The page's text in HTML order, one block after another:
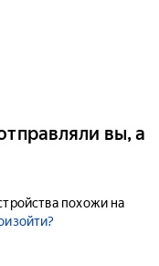
вы, а
похожи на